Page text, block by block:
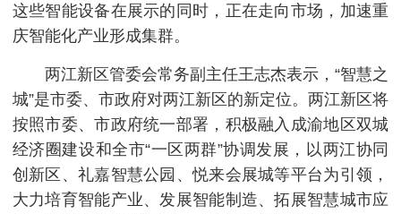
这些智能设备在展示的同时，正在走向市场，加速重
庆智能化产业形成集群。
两江新区管委会常务副主任王志杰表示，“智慧之
城”是市委、市政府对两江新区的新定位。两江新区将
按照市委、市政府统一部署，积极融入成渝地区双城
经济圈建设和全市“一区两群”协调发展，以两江协同
创新区、礼嘉智慧公园、悦来会展城等平台为引领，
大力培育智能产业、发展智能制造、拓展智慧城市应